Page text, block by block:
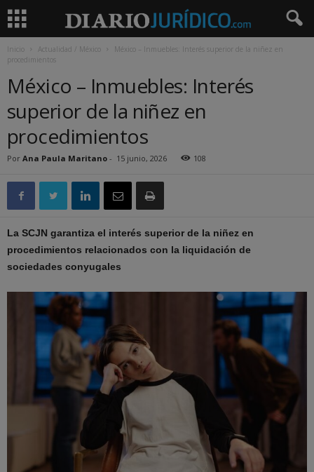
Inicio Actualidad / México
México – Inmuebles: Interés superior de la niñez en
procedimientos
México – Inmuebles: Interés
superior de la niñez en
procedimientos
Por Ana Paula Maritano - 15 junio, 2026 108
La SCJN garantiza el interés superior de la niñez en
procedimientos relacionados con la liquidación de
sociedades conyugales